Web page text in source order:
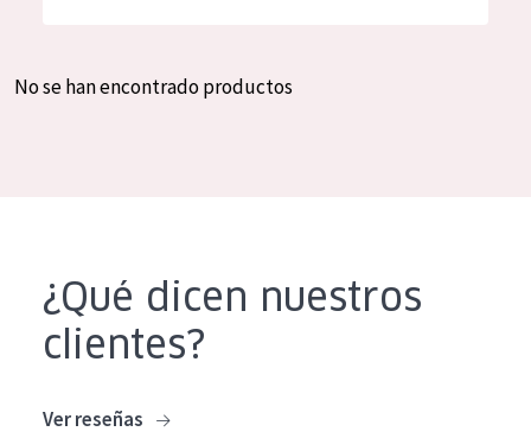
Crema de día
Crema de noche
Spanish
No se han encontrado productos
¿Qué dicen nuestros
clientes?
Ver reseñas